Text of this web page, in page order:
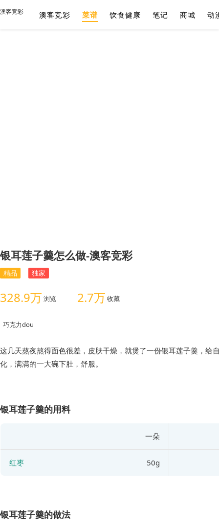
澳客竞彩 澳客竞彩 菜谱 饮食健康 笔记 商城 动
银耳莲子羹怎么做-澳客竞彩
精品 独家
328.9万 浏览 2.7万 收藏
巧克力dou
这几天熬夜熬得面色很差，皮肤干燥，就煲了一份银耳莲子羹，给
化，满满的一大碗下肚，舒服。
银耳莲子羹的用料
一朵
红枣 50g
银耳莲子羹的做法